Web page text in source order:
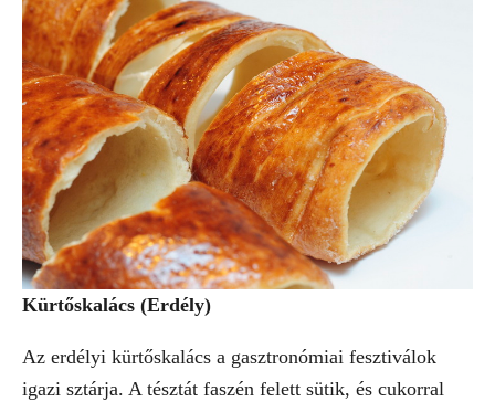
Kürtőskalács (Erdély)
Az erdélyi kürtőskalács a gasztronómiai fesztiválok
igazi sztárja. A tésztát faszén felett sütik, és cukorral